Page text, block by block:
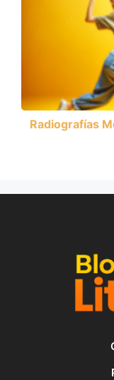
Radiografías